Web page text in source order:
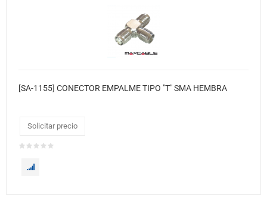
[SA-1155] CONECTOR EMPALME TIPO "T" SMA HEMBRA
Solicitar precio